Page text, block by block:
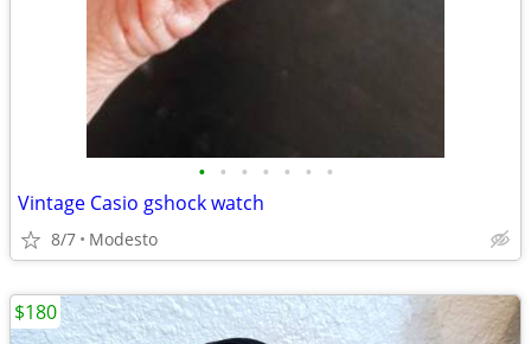
• • • • • • •
Vintage Casio gshock watch
8/7 Modesto
$180